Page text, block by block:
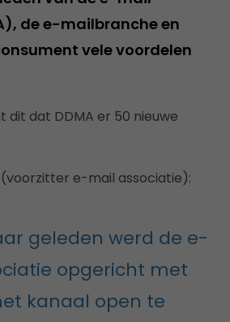
de e-mailbranche en
vele voordelen
dit dat DDMA er 50 nieuwe
e-mail associatie):
geleden werd de e-
opgericht met
kanaal open te